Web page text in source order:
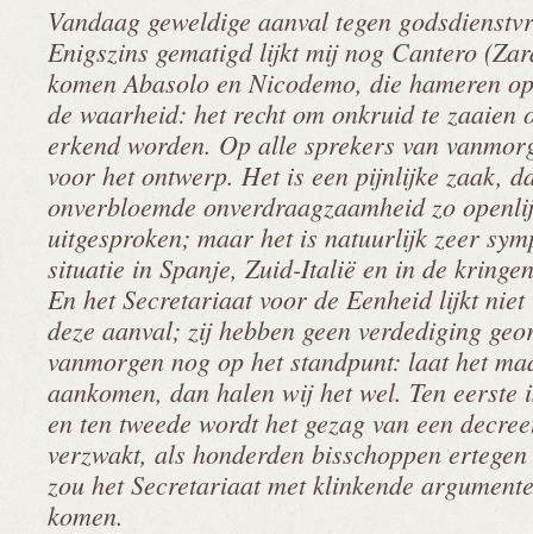
Vandaag geweldige aanval tegen
Enigszins gematigd lijkt mij nog Cantero
komen Abasolo en Nicodemo, die hameren
de waarheid: het recht om onkruid te zaaien
erkend worden. Op alle sprekers van
voor het ontwerp. Het is een pijnlijke zaak,
onverbloemde onverdraagzaamheid zo
uitgesproken; maar het is natuurlijk zeer
situatie in Spanje, Zuid-Italië en in de
En het Secretariaat voor de Eenheid lijkt
deze aanval; zij hebben geen verdediging
vanmorgen nog op het standpunt: laat het
aankomen, dan halen wij het wel. Ten eerste
en ten tweede wordt het gezag van een
verzwakt, als honderden bisschoppen
zou het Secretariaat met klinkende
komen.